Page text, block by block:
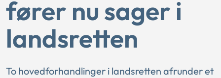
fører nu sager i
landsretten
To hovedforhandlinger i landsretten afrunder et